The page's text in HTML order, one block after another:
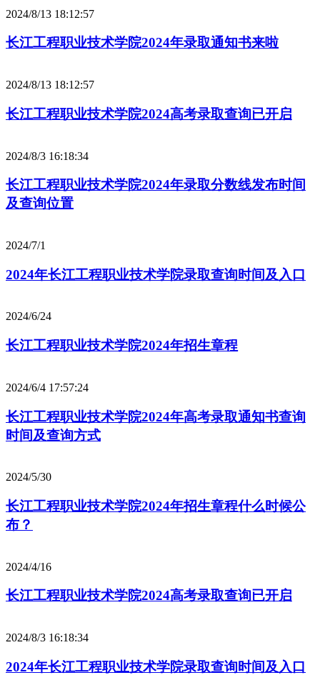
2024/8/13 18:12:57
长江工程职业技术学院2024年录取通知书来啦
2024/8/13 18:12:57
长江工程职业技术学院2024高考录取查询已开启
2024/8/3 16:18:34
长江工程职业技术学院2024年录取分数线发布时间
及查询位置
2024/7/1
2024年长江工程职业技术学院录取查询时间及入口
2024/6/24
长江工程职业技术学院2024年招生章程
2024/6/4 17:57:24
长江工程职业技术学院2024年高考录取通知书查询
时间及查询方式
2024/5/30
长江工程职业技术学院2024年招生章程什么时候公
布？
2024/4/16
长江工程职业技术学院2024高考录取查询已开启
2024/8/3 16:18:34
2024年长江工程职业技术学院录取查询时间及入口